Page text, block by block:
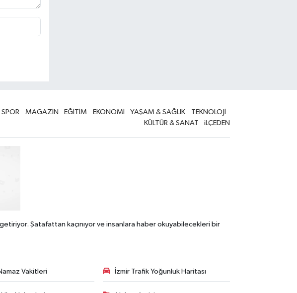
SPOR MAGAZİN EĞİTİM EKONOMİ YAŞAM & SAĞLIK
TEKNOLOJİ
KÜLTÜR & SANAT
iLÇEDEN
Şatafattan kaçınıyor ve insanlara haber okuyabilecekleri bir
Vakitleri İzmir Trafik Yoğunluk Haritası